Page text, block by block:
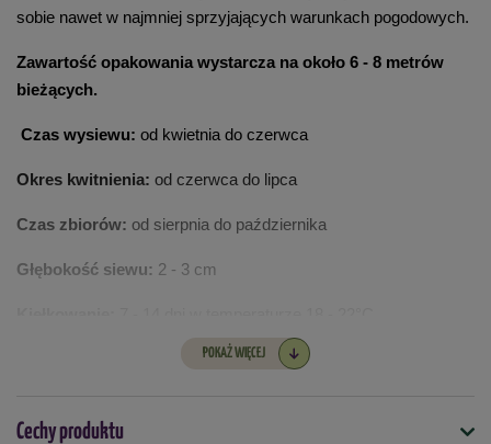
sobie nawet w najmniej sprzyjających warunkach pogodowych.
Zawartość opakowania wystarcza na około 6 - 8 metrów
bieżących.
Czas wysiewu: od kwietnia do czerwca
Okres kwitnienia: od czerwca do lipca
Czas zbiorów: od sierpnia do października
Głębokość siewu: 2 - 3 cm
20 cm
powłokę, która pomaga im szybciej kiełkować i rosnąć zdrowo.
POKAŻ WIĘCEJ
Cechy produktu